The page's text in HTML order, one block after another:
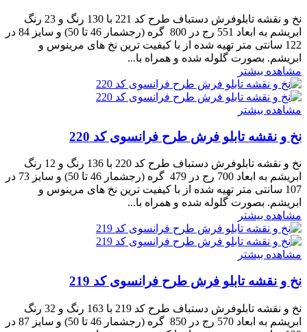
نخ و نقشه تابلوفرش دستباف طرح کد 221 با 130 رنگ و 23 رنگ
ابریشم به ابعاد 551 رج در 800 گره (رجشمار 46 تا 50) و سایز 84 در
122 سانتی متر تهیه شده از با کیفیت ترین نخ های مرینوس و
ابریشم. بصورت گلوله شده و همراه با...
مشاهده بیشتر
مشاهده بیشتر
نخ و نقشه تابلو فرش طرح فرانسوی کد 220
نخ و نقشه تابلوفرش دستباف طرح کد 220 با 136 رنگ و 12 رنگ
ابریشم به ابعاد 700 رج در 479 گره (رجشمار 46 تا 50) و سایز 73 در
107 سانتی متر تهیه شده از با کیفیت ترین نخ های مرینوس و
ابریشم. بصورت گلوله شده و همراه با...
مشاهده بیشتر
مشاهده بیشتر
نخ و نقشه تابلو فرش طرح فرانسوی کد 219
نخ و نقشه تابلوفرش دستباف طرح کد 219 با 163 رنگ و 32 رنگ
ابریشم به ابعاد 570 رج در 850 گره (رجشمار 46 تا 50) و سایز 87 در